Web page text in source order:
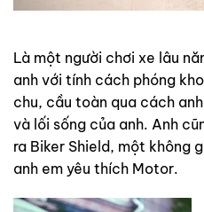
Là một người chơi xe lâu
anh với tính cách phóng
chu, cầu toàn qua cách
và lối sống của anh. Anh
ra Biker Shield, một không
anh em yêu thích Motor.